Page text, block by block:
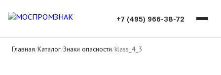
+7 (495) 966-38-72
Главная/Каталог/Знаки опасности/klass_4_3